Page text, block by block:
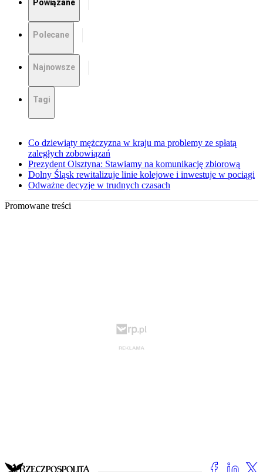
Powiązane
Polecane
Najnowsze
Tagi
Co dziewiąty mężczyzna w kraju ma problemy ze spłatą
zaległych zobowiązań
Prezydent Olsztyna: Stawiamy na komunikację zbiorową
Dolny Śląsk rewitalizuje linie kolejowe i inwestuje w pociągi
Odważne decyzje w trudnych czasach
Promowane treści